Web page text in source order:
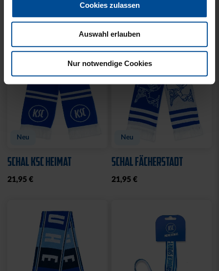
Cookies zulassen
Auswahl erlauben
Nur notwendige Cookies
Neu
SCHAL KSC HEIMAT
21,95 €
Neu
SCHAL FÄCHERSTADT
21,95 €